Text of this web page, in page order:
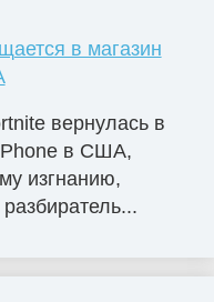
в магазин
вернулась в
в США,
изгнанию,